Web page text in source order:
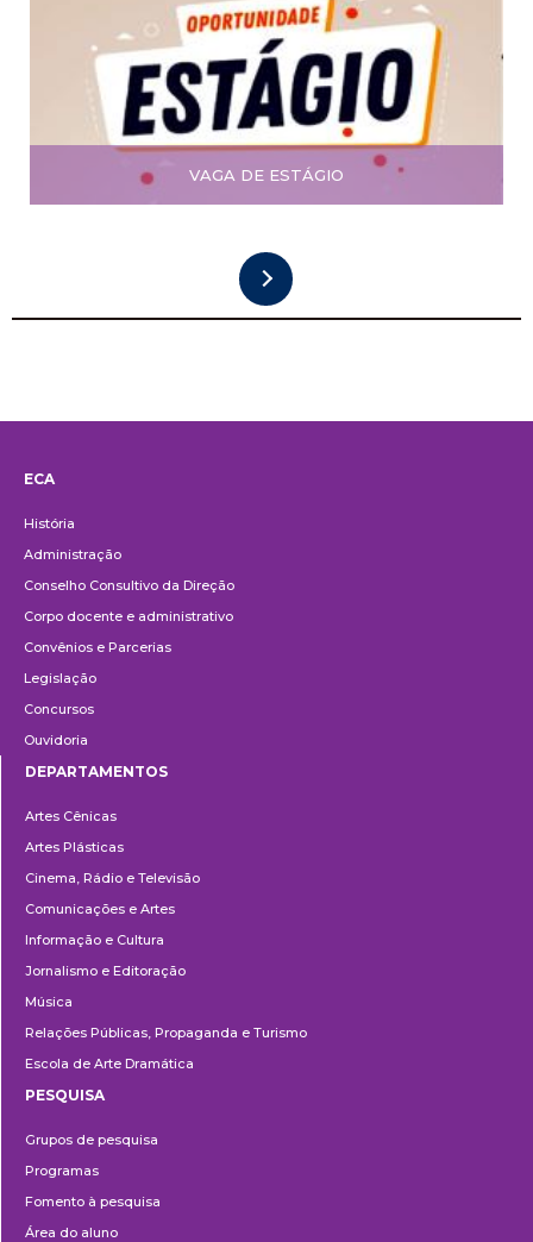
VAGA DE ESTÁGIO
ECA
História
Administração
Conselho Consultivo da Direção
Corpo docente e administrativo
Convênios e Parcerias
Legislação
Concursos
Ouvidoria
DEPARTAMENTOS
Artes Cênicas
Artes Plásticas
Cinema, Rádio e Televisão
Comunicações e Artes
Informação e Cultura
Jornalismo e Editoração
Música
Relações Públicas, Propaganda e Turismo
Escola de Arte Dramática
PESQUISA
Grupos de pesquisa
Programas
Fomento à pesquisa
Área do aluno